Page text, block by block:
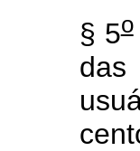
§ 5o
das